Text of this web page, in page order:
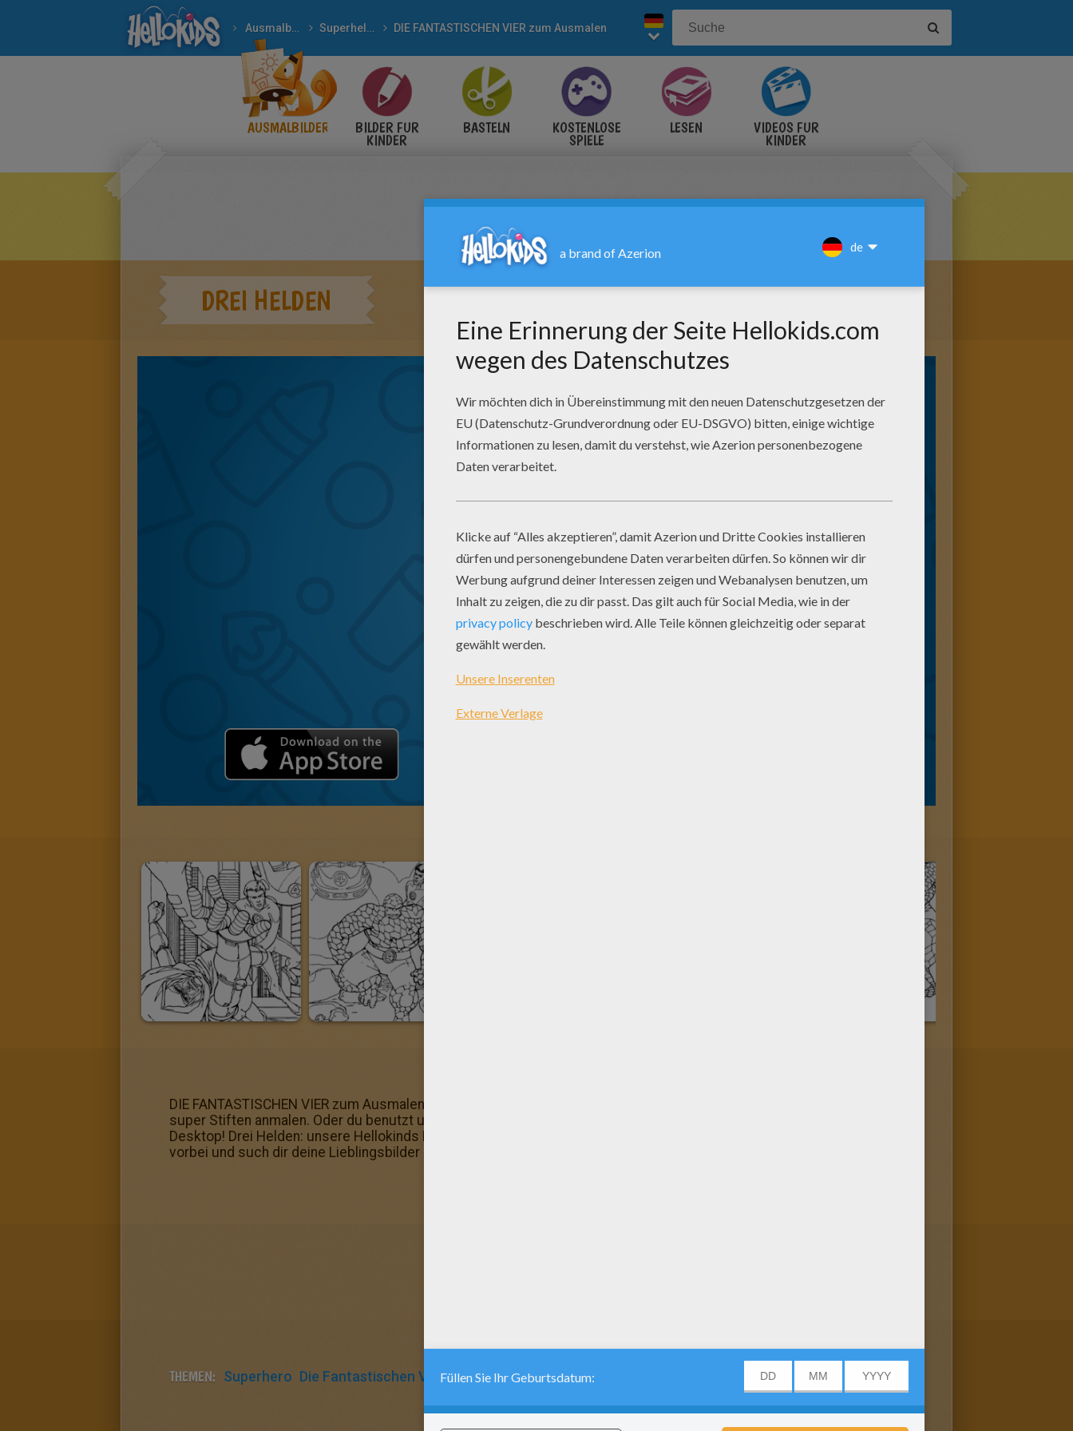
Ausmalbilder Superhelden DIE FANTASTISCHEN VIER zum Ausmalen
AUSMALBILDER BILDER FÜR
KINDER
BASTELN KOSTENLOSE
SPIELE
LESEN VIDEOS FÜR
KINDER
DREI HELDEN
DIE FANTASTISCHEN VIER zum Ausmalen: mit Hellokids kannst du die schönsten Ausmalbilder drucken und mit deinen
super Stiften anmalen. Oder du benutzt unsere online Ausmalmaschine und speicherst dir ein tolles Bild auf deinem
Desktop! Drei Helden: unsere Hellokinds Mitglieder lieben dieses Ausmalbild! Mehr findest du hier: Malbögen. Schau
vorbei und such dir deine Lieblingsbilder aus: DIE FANTASTISCHEN VIER zum Ausmalen.
THEMEN: Superhero Die Fantastischen Vier Marvel